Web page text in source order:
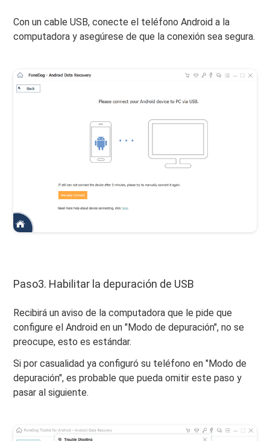
Con un cable USB, conecte el teléfono Android a la
computadora y asegúrese de que la conexión sea segura.
Paso3. Habilitar la depuración de USB
Recibirá un aviso de la computadora que le pide que
configure el Android en un "Modo de depuración", no se
preocupe, esto es estándar.
Si por casualidad ya configuró su teléfono en "Modo de
depuración", es probable que pueda omitir este paso y
pasar al siguiente.